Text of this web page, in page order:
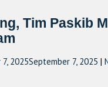
Tim Paskib
2025September 7, 2025 |